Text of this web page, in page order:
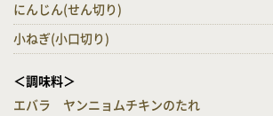
にんじん(せん切り)
小ねぎ(小口切り)
＜調味料＞
エバラ ヤンニョムチキンのたれ